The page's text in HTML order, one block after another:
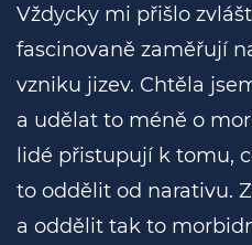
Vždycky mi přišlo
fascinovaně zaměřují
vzniku jizev. Chtěla
a udělat to méně o
lidé přistupují k tomu,
to oddělit od narativu.
a oddělit tak to